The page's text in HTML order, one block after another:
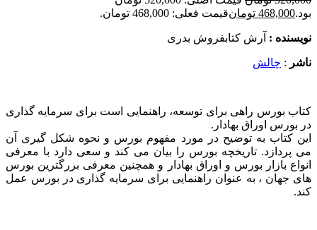
بود.468,000 تومانقیمت فعلی: 468,000 تومان.
نویسنده : آرش كتابفروش بدری
ناشر : چالش
کتاب بورس راهی برای توسعه، راهنمایی است برای سرمایه گذاری
در بورس اوراق بهادار.
این کتاب به توضیح در مورد مفهوم بورس و نحوه شکل گیری آن
می پردازد. تاریخچه بورس را بیان می کند و سعی دارد با معرفی
انواع بازار بورس و اوراق بهادار و همچنین معرفی بزرگترین بورس
های جهان ، به عنوان راهنمایی برای سرمایه گذاری در بورس عمل
کند.